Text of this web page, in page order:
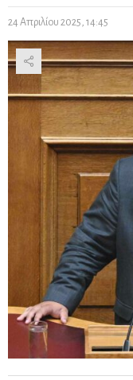
24 Απριλίου 2025, 14:45